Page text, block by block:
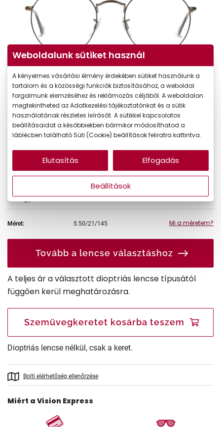
Ár: 61.990 Ft
A feltűntetett ár a szemüvegkeretre vonatkozik.
Ingyenes szállítás
Méret: S 50/21/145 Mi a méretem?
Tovább a lencse választáshoz
A teljes ár a választott dioptriás lencse típusától
függően kerül meghatározásra.
Szemüvegkeretet kosárba teszem
Dioptriás lencse nélkül, csak a keret.
Bolti elérhetőség ellenőrzése
Miért a Vision Express
Weboldalunk sütiket használ
A kényelmes vásárlási élmény érdekében sütiket használunk a
tartalom és a közösségi funkciók biztosításához, a weboldal
forgalmunk elemzéséhez és reklámozás céljából. A weboldalon
megtekintheted az Adatkezelési tájékoztatónkat és a sütik
használatának részletes leírását. A sütikkel kapcsolatos
beállításaidat a későbbiekben bármikor módosíthatod a
láblécben található Süti (Cookie) beállítások feliratra kattintva.
Beállítások
Elutasítás Elfogadás